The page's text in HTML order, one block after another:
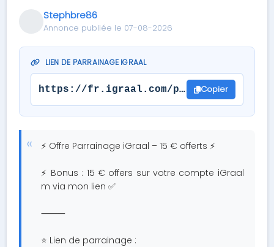
Stephbre86
Annonce publiée le 07-08-2026
LIEN DE PARRAINAGE IGRAAL
https://fr.igraal.com/ Copier
⚡️ Offre Parrainage iGraal – 15 € offerts ⚡
⚡ Bonus : 15 € offers sur votre compte iGraal
m via mon lien ✅
⸻
⭐️ Lien de parrainage :